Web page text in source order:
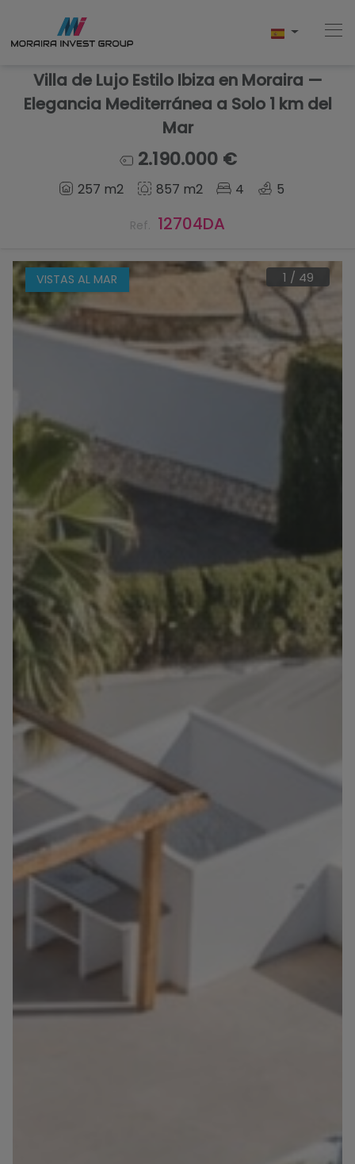
Testimonios
Conócenos
Villa de Lujo Estilo Ibiza en Moraira —
Elegancia Mediterránea a Solo 1 km del
Mar
2.190.000 €
257 m2 857 m2 4 5
Ref. 12704DA
VISTAS AL MAR 1 / 49